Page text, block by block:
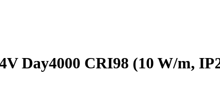
Day4000 CRI98 (10 W/m,